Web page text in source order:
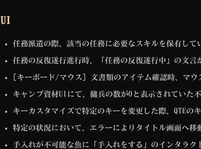
UI
任務派遣の際、該当の任務に必要なスキルを保有して
任務の反復遂行進行時、「任務の反復遂行中」の文言
[キーボード/マウス] 文書類のアイテム確認時、マウ
キャンプ資材UIにて、傭兵の数が0と表示されていた
キーカスタマイズで特定のキーを変更した際、QTEの
特定の状況において、エラーによりタイトル画面へ
手入れが不可能な魚に「手入れをする」のインタラク